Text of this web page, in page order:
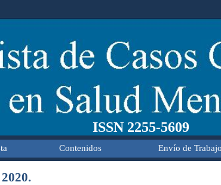
ISSN 2255-5609
Contenidos Envío de